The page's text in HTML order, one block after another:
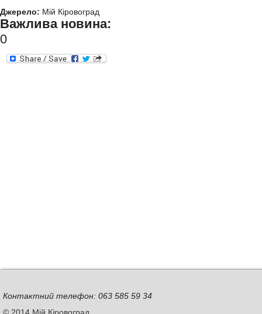
Джерело: Мій Кіровоград
Важлива новина:
0
Контактний телефон: 063 585 59 34